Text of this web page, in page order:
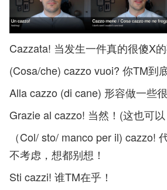
Cazzata! 当发生一件真的很傻X
(Cosa/che) cazzo vuoi? 你TM到
Alla cazzo (di cane) 形容做一些
Grazie al cazzo! 当然！(这也可
（Col/ sto/ manco per il) cazzo!
不考虑，想都别想！
Sti cazzi! 谁TM在乎！